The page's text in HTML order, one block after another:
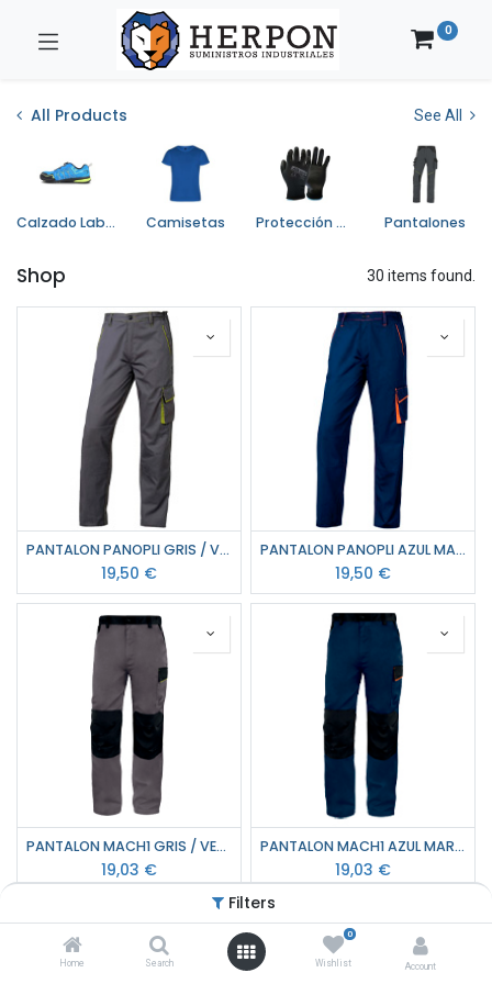
Filters
Home Search
0
Wishlist Account
0
All Products See All
Calzado Laboral Camisetas Protección de Manos Pantalones
Shop 30 items found.
PANTALON PANOPLI GRIS / VERDE DELTA PLUS
19,50 €
PANTALON PANOPLI AZUL MARINO / NARANJA DELTA PLUS
19,50 €
PANTALON MACH1 GRIS / VERDE DELTA PLUS
19,03 €
PANTALON MACH1 AZUL MARINO / NARANJA DELTA PLUS
19,03 €